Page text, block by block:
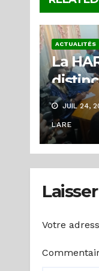
ACTUALITÉS
La
types
cours
JUIL 24,
LARE
Votre